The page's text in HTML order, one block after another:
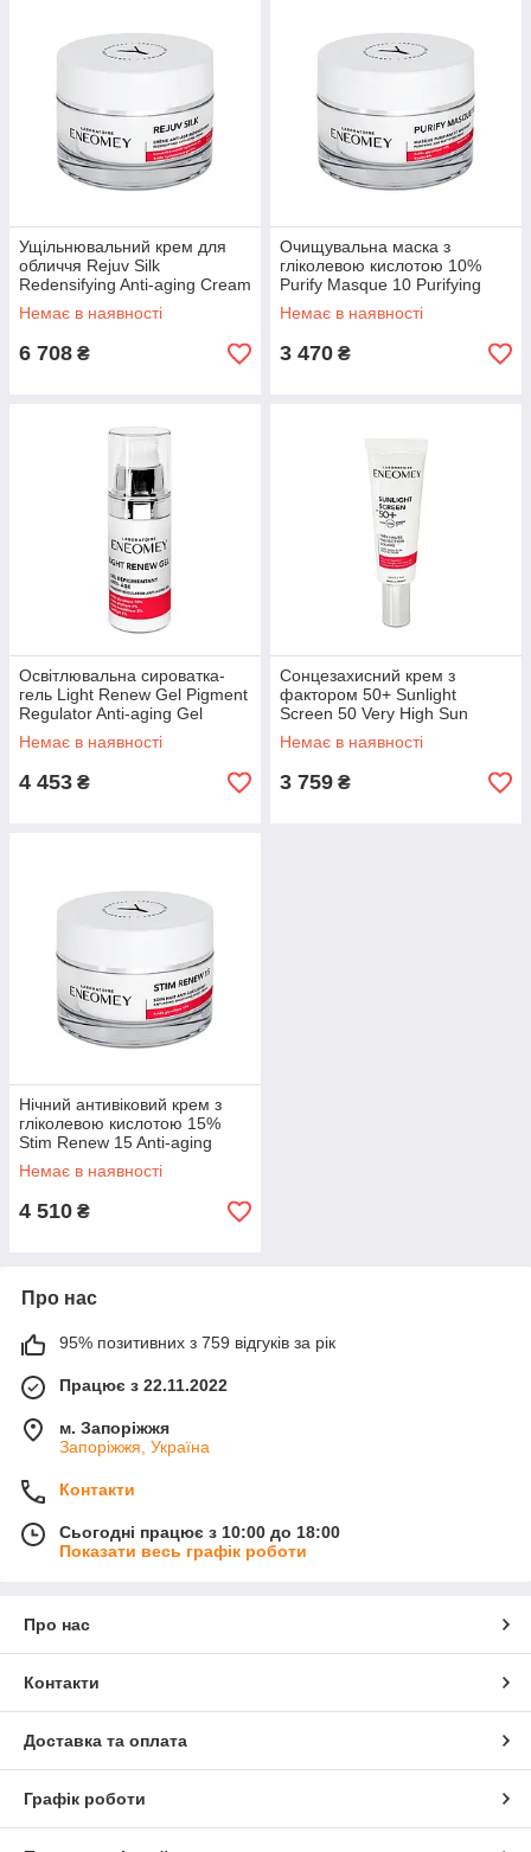
Ущільнювальний крем для
обличчя Rejuv Silk
Redensifying Anti-aging Cream
Eneomey, 50 мл
Немає в наявності
6 708 ₴
Очищувальна маска з
гліколевою кислотою 10%
Purify Masque 10 Purifying
And Mattifying Mask Eneomey,
50 мл
Немає в наявності
3 470 ₴
Освітлювальна сироватка-
гель Light Renew Gel Pigment
Regulator Anti-aging Gel
Eneomey, 30 мл
Немає в наявності
4 453 ₴
Сонцезахисний крем з
фактором 50+ Sunlight
Screen 50 Very High Sun
Protection Eneomey, 50 мл
Немає в наявності
3 759 ₴
Нічний антивіковий крем з
гліколевою кислотою 15%
Stim Renew 15 Anti-aging
Smoothing Night Cream
Eneomey, 50 мл
Немає в наявності
4 510 ₴
Про нас
95% позитивних з 759 відгуків за рік
Працює з 22.11.2022
м. Запоріжжя
Запоріжжя, Україна
Контакти
Сьогодні працює з 10:00 до 18:00
Показати весь графік роботи
Про нас
Контакти
Доставка та оплата
Графік роботи